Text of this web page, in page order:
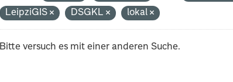
LeipziGIS
DSGKL lokal
Bitte versuch es mit einer anderen Suche.